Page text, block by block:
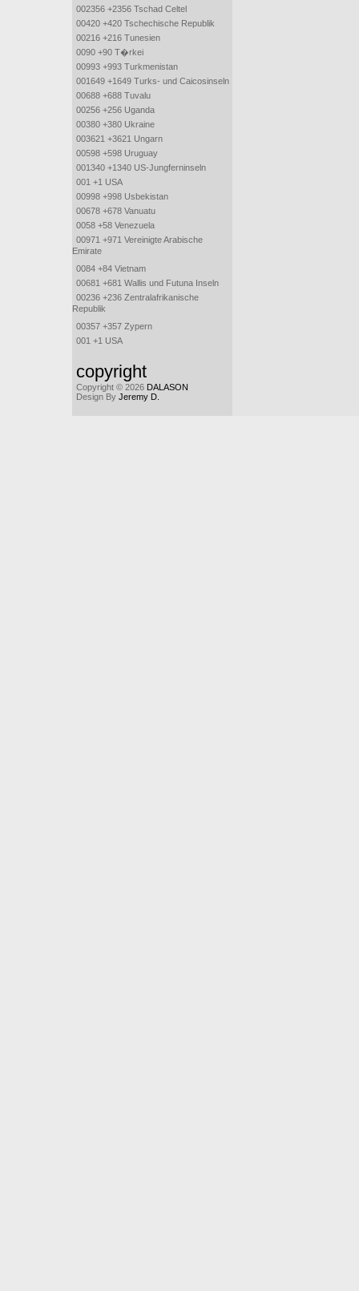
002356 +2356 Tschad Celtel
00420 +420 Tschechische Republik
00216 +216 Tunesien
0090 +90 T�rkei
00993 +993 Turkmenistan
001649 +1649 Turks- und Caicosinseln
00688 +688 Tuvalu
00256 +256 Uganda
00380 +380 Ukraine
003621 +3621 Ungarn
00598 +598 Uruguay
001340 +1340 US-Jungferninseln
001 +1 USA
00998 +998 Usbekistan
00678 +678 Vanuatu
0058 +58 Venezuela
00971 +971 Vereinigte Arabische
Emirate
0084 +84 Vietnam
00681 +681 Wallis und Futuna Inseln
00236 +236 Zentralafrikanische
Republik
00357 +357 Zypern
001 +1 USA
copyright
Copyright © 2026 DALASON
Design By Jeremy D.